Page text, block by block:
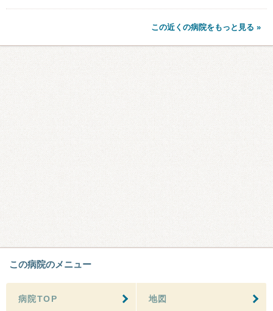
この近くの病院をもっと見る »
この病院のメニュー
病院TOP 地図